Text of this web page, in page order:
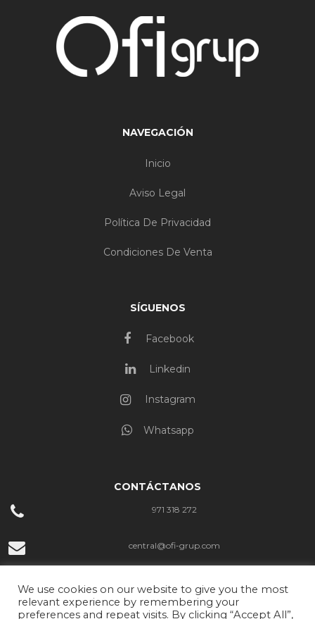
NAVEGACIÓN
Inicio
Aviso Legal
Política De Privacidad
Condiciones De Venta
SÍGUENOS
Facebook
Linkedin
Instagram
Whatsapp
CONTÁCTANOS
971 318 272
central@ofi-grup.com
07800 Ibiza
We use cookies on our website to give you the most
relevant experience by remembering your
preferences and repeat visits. By clicking “Accept All”,